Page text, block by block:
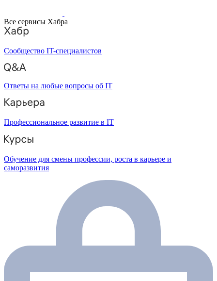
Все сервисы Хабра
Сообщество IT-специалистов
Ответы на любые вопросы об IT
Профессиональное развитие в IT
Обучение для смены профессии, роста в карьере и
саморазвития